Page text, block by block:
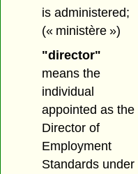
is administered;
(« ministère »)
"director"
means the
individual
appointed as the
Director of
Employment
Standards under